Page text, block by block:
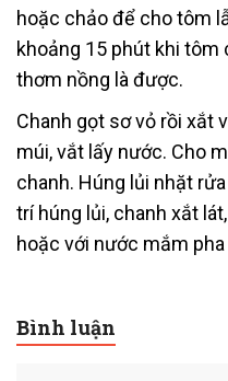
hoặc chảo để cho tôm
khoảng 15 phút khi tôm
thơm nồng là được.
Chanh gọt sơ vỏ rồi xắt
múi, vắt lấy nước. Cho
chanh. Húng lủi nhặt
trí húng lủi, chanh xắt
hoặc với nước mắm
Bình luận